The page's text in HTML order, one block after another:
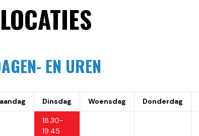
EN UREN
Dinsdag Woensdag Donderdag
18.30-
19.45